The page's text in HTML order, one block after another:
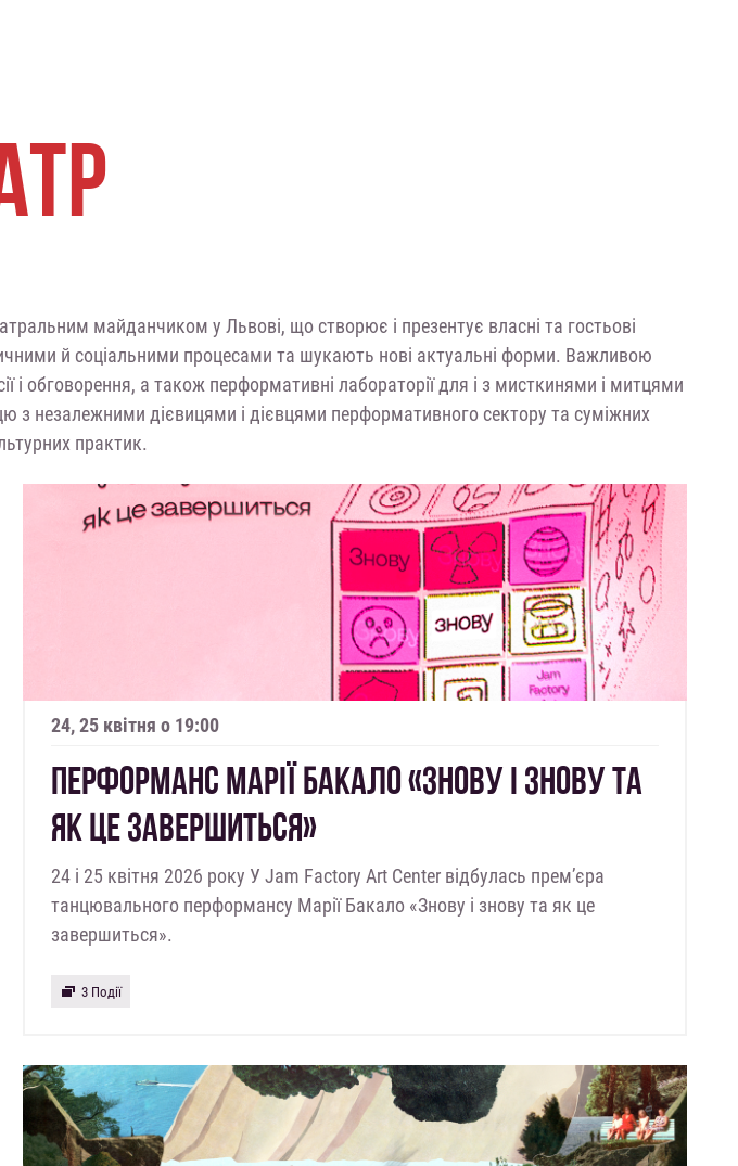
майданчиком у Львові, що створює і презентує власні та гостьові
й соціальними процесами та шукають нові актуальні форми. Важливою
обговорення, а також перформативні лабораторії для і з мисткинями і митцями
з незалежними дієвицями і дієвцями перформативного сектору та суміжних
практик.
24, 25 квітня о 19:00
ПЕРФОРМАНС МАРІЇ БАКАЛО «ЗНОВУ І ЗНОВУ ТА
ЯК ЦЕ ЗАВЕРШИТЬСЯ»
24 і 25 квітня 2026 року У Jam Factory Art Center відбулась прем’єра
танцювального перформансу Марії Бакало «Знову і знову та як це
завершиться».
3 Події